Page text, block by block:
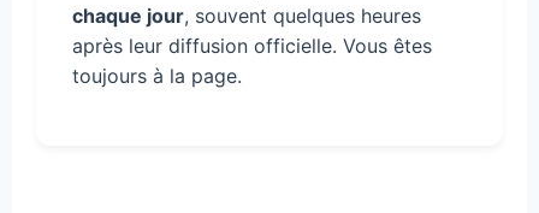
chaque jour, souvent quelques heures
après leur diffusion officielle. Vous êtes
toujours à la page.